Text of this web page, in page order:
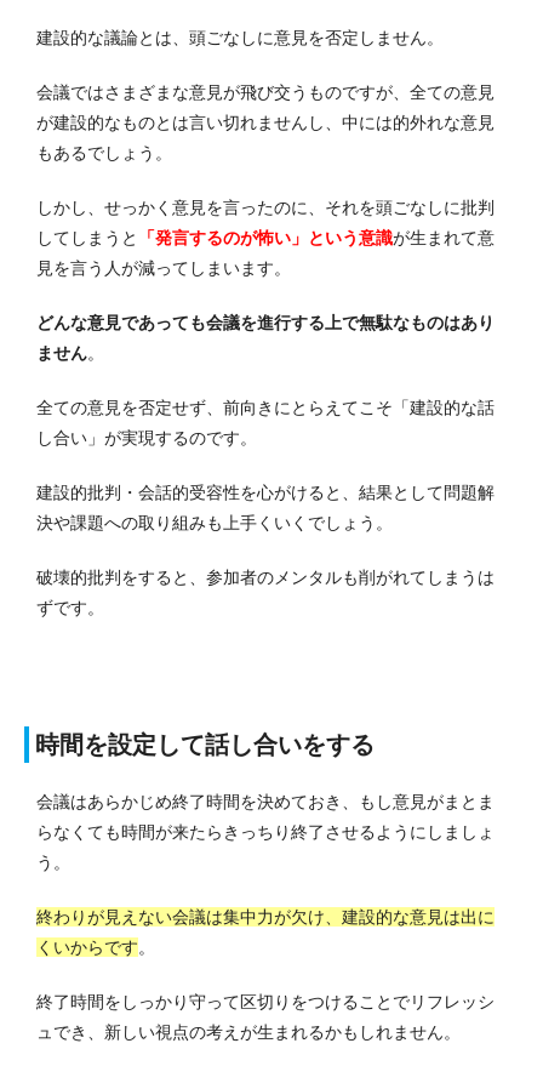
建設的な議論とは、頭ごなしに意見を否定しません。
会議ではさまざまな意見が飛び交うものですが、全ての意見
が建設的なものとは言い切れませんし、中には的外れな意見
もあるでしょう。
しかし、せっかく意見を言ったのに、それを頭ごなしに批判
してしまうと
「発言するのが怖い」という意識が生まれて意
見を言う人が減ってしまいます。
どんな意見であっても会議を進行する上で無駄なものはあり
ません。
全ての意見を否定せず、前向きにとらえてこそ「建設的な話
し合い」が実現するのです。
建設的批判・会話的受容性を心がけると、結果として問題解
決や課題への取り組みも上手くいくでしょう。
破壊的批判をすると、参加者のメンタルも削がれてしまうは
ずです。
時間を設定して話し合いをする
会議はあらかじめ終了時間を決めておき、もし意見がまとま
らなくても時間が来たらきっちり終了させるようにしましょ
う。
終わりが見えない会議は集中力が欠け、建設的な意見は出に
くいからです。
終了時間をしっかり守って区切りをつけることでリフレッシ
ュでき、新しい視点の考えが生まれるかもしれません。